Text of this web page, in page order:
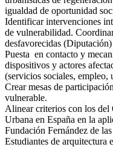
igualdad de oportunidad
Identificar intervenciones
de vulnerabilidad.
desfavorecidas (Diputación)
Puesta en contacto y
dispositivos y actores
(servicios sociales, empleo,
Crear mesas de
vulnerable.
Alinear criterios con los
Urbana en España en la
Fundación Fernández de
Estudiantes de arquitectura